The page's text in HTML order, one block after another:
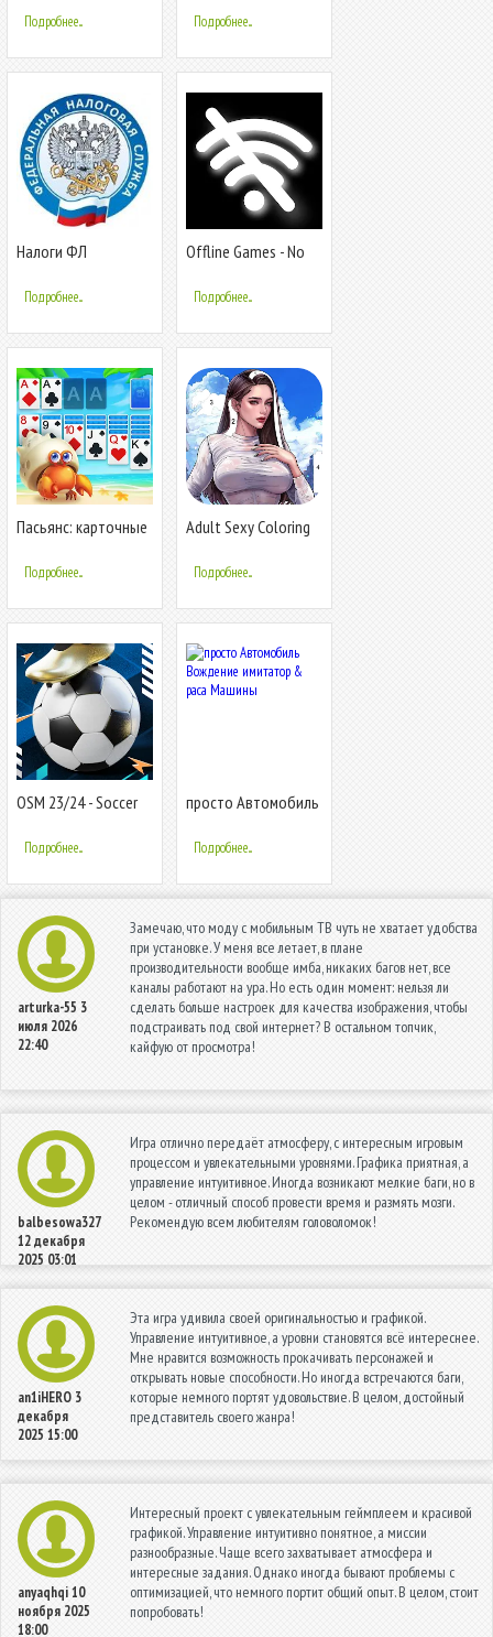
НИЖНЕКАМСКНЕФТЕХИМ
Подробнее...
мобильное
Подробнее...
Налоги ФЛ
Подробнее...
Offline Games - No
Подробнее...
Пасьянс: карточные
Подробнее...
Adult Sexy Coloring
Подробнее...
OSM 23/24 - Soccer
Подробнее...
просто Автомобиль
& раса Машины
Подробнее...
arturka-55 3
июля 2026
22:40
Замечаю, что моду с мобильным ТВ чуть не хватает удобства
при установке. У меня все летает, в плане
производительности вообще имба, никаких багов нет, все
каналы работают на ура. Но есть один момент: нельзя ли
сделать больше настроек для качества изображения, чтобы
подстраивать под свой интернет? В остальном топчик,
кайфую от просмотра!
balbesowa327
12 декабря
2025 03:01
Игра отлично передаёт атмосферу, с интересным игровым
процессом и увлекательными уровнями. Графика приятная, а
управление интуитивное. Иногда возникают мелкие баги, но в
целом - отличный способ провести время и размять мозги.
Рекомендую всем любителям головоломок!
an1iHERO 3
декабря
2025 15:00
Эта игра удивила своей оригинальностью и графикой.
Управление интуитивное, а уровни становятся всё интереснее.
Мне нравится возможность прокачивать персонажей и
открывать новые способности. Но иногда встречаются баги,
которые немного портят удовольствие. В целом, достойный
представитель своего жанра!
anyaqhqi10
ноября 2025
18:00
Интересный проект с увлекательным геймплеем и красивой
графикой. Управление интуитивно понятное, а миссии
разнообразные. Чаще всего захватывает атмосфера и
интересные задания. Однако иногда бывают проблемы с
оптимизацией, что немного портит общий опыт. В целом, стоит
попробовать!